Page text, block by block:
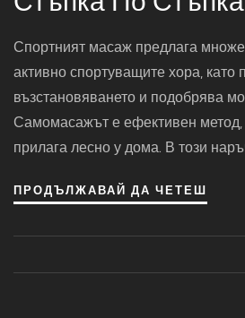
Ръководство За
Спортният масаж предлага
активно спортуващите хора, като
възстановяването и подобрява
Самомасажът е ефективен
прилага лесно у дома. В този
поддържане на добрата форма на
и да предотвратите наранявания.
ПРОДЪЛЖАВАЙ ДА ЧЕТЕШ